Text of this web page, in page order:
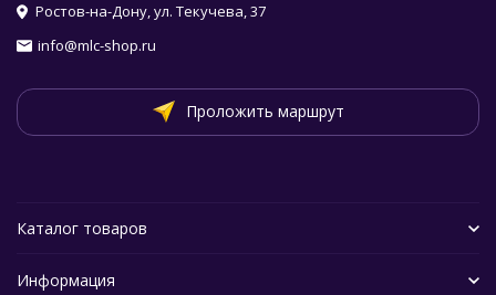
Ростов-на-Дону, ул. Текучева, 37
info@mlc-shop.ru
Проложить маршрут
Каталог товаров
Информация